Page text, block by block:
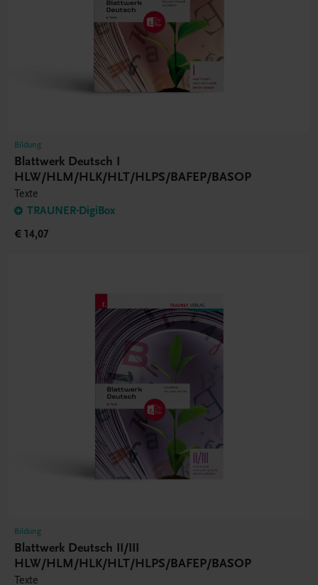
Bildung
Blattwerk Deutsch I
HLW/HLM/HLK/HLT/HLPS/BAFEP/BASOP
Texte
TRAUNER-DigiBox
€ 14,07
Bildung
Blattwerk Deutsch II/III
HLW/HLM/HLK/HLT/HLPS/BAFEP/BASOP
Texte